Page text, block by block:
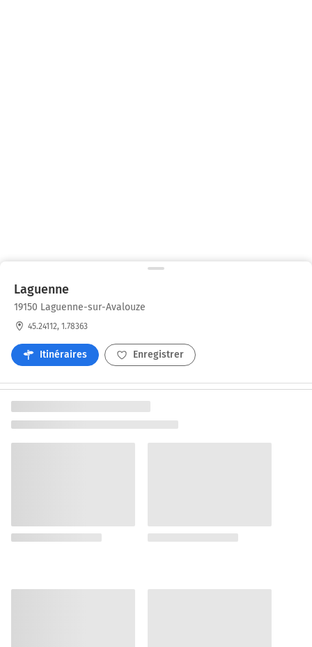
Laguenne
19150 Laguenne-sur-Avalouze
45.24112, 1.78363
Itinéraires Enregistrer